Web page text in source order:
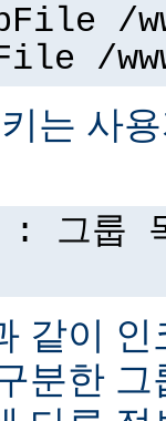
/
/
는 사
: 그
같이
분한